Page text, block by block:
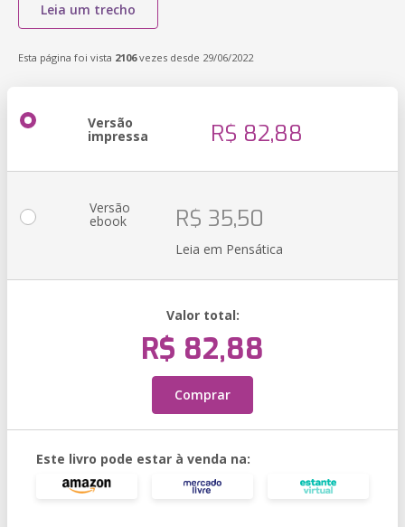
Leia um trecho
Esta página foi vista 2106vezes desde 29/06/2022
Versão
impressa R$ 82,88
Versão
ebook R$ 35,50
Leia em Pensática
Valor total:
R$ 82,88
Comprar
Este livro pode estar à venda na: